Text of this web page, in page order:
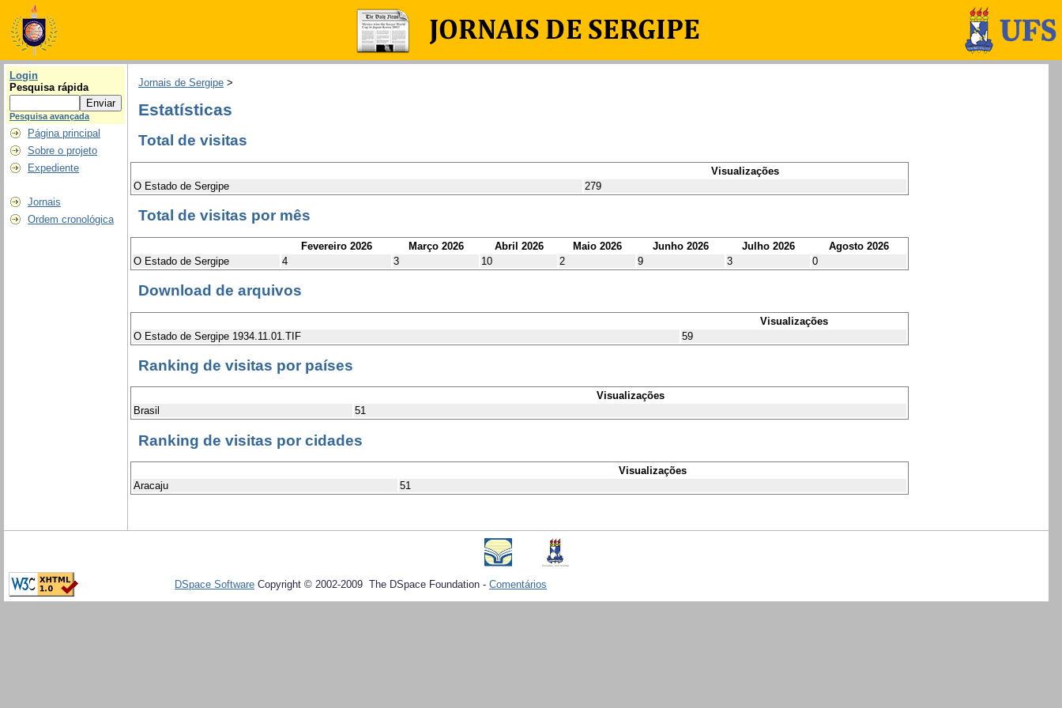
Login
Pesquisa rápida
Pesquisa avançada
Página principal
Sobre o projeto
Expediente
Jornais
Ordem cronológica
Jornais de Sergipe >
Estatísticas
Total de visitas
Visualizações
O Estado de Sergipe
279
Total de visitas por mês
Fevereiro 2026 Março 2026 Abril 2026 Maio 2026 Junho 2026 Julho 2026
Agosto 2026
O Estado de Sergipe
4 3 10 2 9 3 0
Download de arquivos
Visualizações
O Estado de Sergipe 1934.11.01.TIF
59
Ranking de visitas por países
Visualizações
Brasil
51
Ranking de visitas por cidades
Visualizações
Aracaju
51
DSpace Software Copyright © 2002-2009 The DSpace Foundation - Comentários